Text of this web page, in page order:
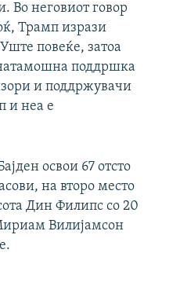
Во неговиот говор
Трамп изрази
повеќе, затоа
поддршка
и поддржувачи
и неа е
освои 67 отсто
на второ место
Дин Филипс со 20
Вилијамсон